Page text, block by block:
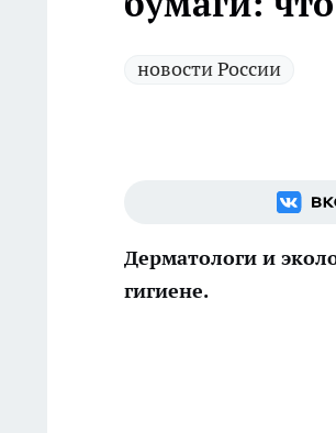
новости России
Дерматологи и
гигиене.